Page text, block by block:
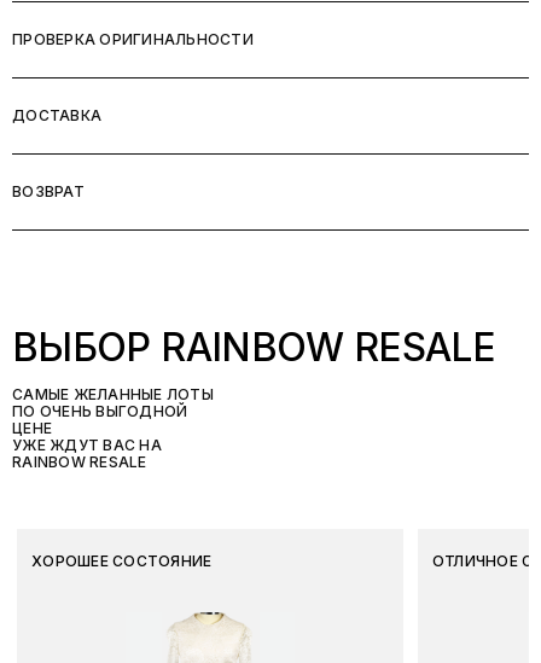
ПРОВЕРКА ОРИГИНАЛЬНОСТИ
ДОСТАВКА
ВОЗВРАТ
ВЫБОР RAINBOW RESALE
САМЫЕ ЖЕЛАННЫЕ ЛОТЫ
ПО ОЧЕНЬ ВЫГОДНОЙ
ЦЕНЕ
УЖЕ ЖДУТ ВАС НА
RAINBOW RESALE
ХОРОШЕЕ СОСТОЯНИЕ ОТЛИЧНОЕ